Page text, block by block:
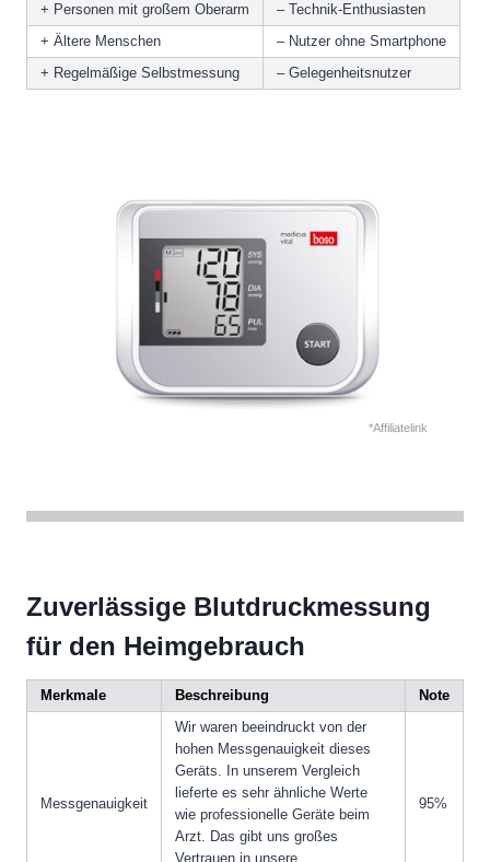
+ Personen mit großem Oberarm
– Technik-Enthusiasten
+ Ältere Menschen
– Nutzer ohne Smartphone
+ Regelmäßige Selbstmessung
– Gelegenheitsnutzer
*Affiliatelink
Zuverlässige Blutdruckmessung
für den Heimgebrauch
Merkmale Beschreibung Note
Messgenauigkeit
Wir waren beeindruckt von der
hohen Messgenauigkeit dieses
Geräts. In unserem Vergleich
lieferte es sehr ähnliche Werte
wie professionelle Geräte beim
Arzt. Das gibt uns großes
Vertrauen in unsere
95%